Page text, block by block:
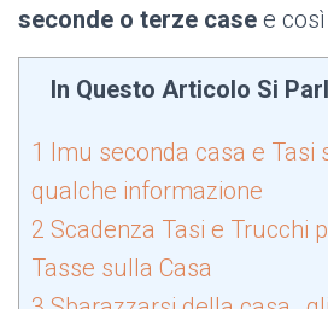
seconde o terze case e
In Questo Articolo Si
1 Imu seconda casa e Tasi
qualche informazione
2 Scadenza Tasi e Trucchi
Tasse sulla Casa